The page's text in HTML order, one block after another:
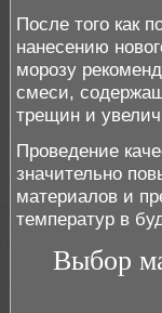
После того как
нанесению
морозу
смеси,
трещин и
Проведение
значительно
материалов и
температур в
Выбор